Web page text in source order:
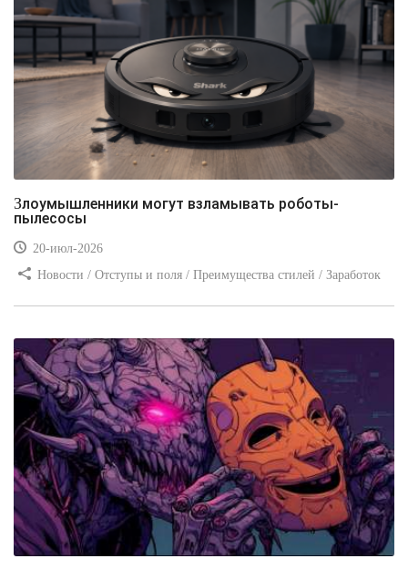
Злоумышленники могут взламывать роботы-
пылесосы
20-июл-2026
Новости / Отступы и поля / Преимущества стилей / Заработок